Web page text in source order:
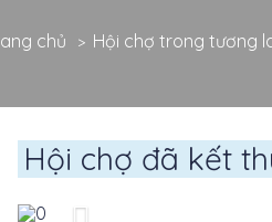
chủ Hội chợ trong tương
Hội chợ đã kết
Previous